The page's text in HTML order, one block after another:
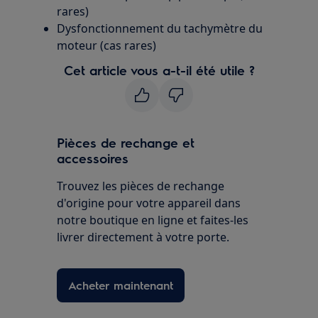
rares)
Dysfonctionnement du tachymètre du
moteur (cas rares)
Cet article vous a-t-il été utile ?
Pièces de rechange et
accessoires
Trouvez les pièces de rechange
d'origine pour votre appareil dans
notre boutique en ligne et faites-les
livrer directement à votre porte.
Acheter maintenant